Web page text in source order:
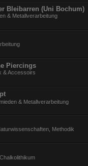
Bleibarren (Uni Bochum)
& Metallverarbeitung
Piercings
& Accessoirs
& Metallverarbeitung
Methodik